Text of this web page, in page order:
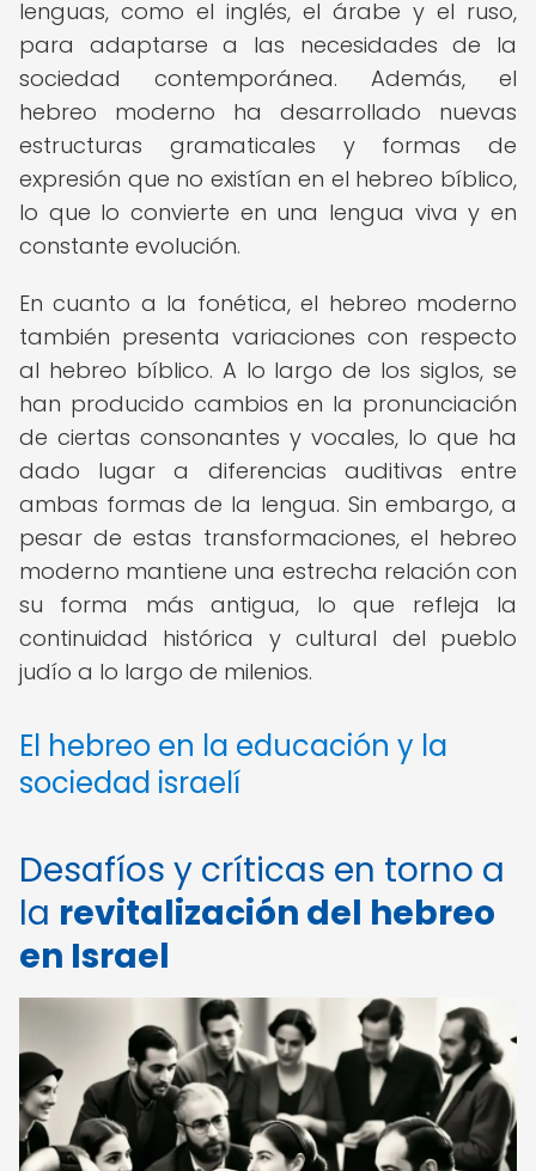
lenguas, como el inglés, el árabe y el ruso,
para adaptarse a las necesidades de la
sociedad contemporánea. Además, el
hebreo moderno ha desarrollado nuevas
estructuras gramaticales y formas de
expresión que no existían en el hebreo bíblico,
lo que lo convierte en una lengua viva y en
constante evolución.
En cuanto a la fonética, el hebreo moderno
también presenta variaciones con respecto
al hebreo bíblico. A lo largo de los siglos, se
han producido cambios en la pronunciación
de ciertas consonantes y vocales, lo que ha
dado lugar a diferencias auditivas entre
ambas formas de la lengua. Sin embargo, a
pesar de estas transformaciones, el hebreo
moderno mantiene una estrecha relación con
su forma más antigua, lo que refleja la
continuidad histórica y cultural del pueblo
judío a lo largo de milenios.
El hebreo en la educación y la
sociedad israelí
Desafíos y críticas en torno a
la revitalización del hebreo
en Israel